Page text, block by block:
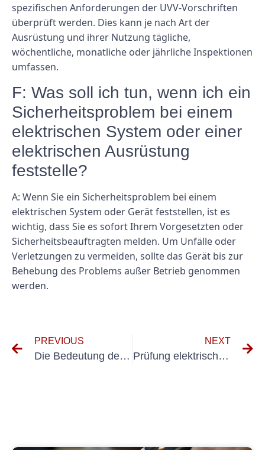
spezifischen Anforderungen der UVV-Vorschriften
überprüft werden. Dies kann je nach Art der
Ausrüstung und ihrer Nutzung tägliche,
wöchentliche, monatliche oder jährliche Inspektionen
umfassen.
F: Was soll ich tun, wenn ich ein
Sicherheitsproblem bei einem
elektrischen System oder einer
elektrischen Ausrüstung
feststelle?
A: Wenn Sie ein Sicherheitsproblem bei einem
elektrischen System oder Gerät feststellen, ist es
wichtig, dass Sie es sofort Ihrem Vorgesetzten oder
Sicherheitsbeauftragten melden. Um Unfälle oder
Verletzungen zu vermeiden, sollte das Gerät bis zur
Behebung des Problems außer Betrieb genommen
werden.
PREVIOUS
Die Bedeutung der Elektroprüfung im Social Media Management
NEXT
Prüfung elektrischer Anlagen Forschung und Entwicklung